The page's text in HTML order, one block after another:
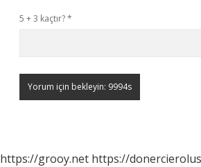
5 + 3 kaçtır?*
https://grooy.net https://